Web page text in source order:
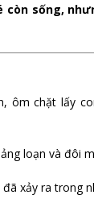
còn sống,
ôm chặt lấy
loạn và đôi
xảy ra trong